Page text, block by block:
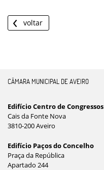
voltar
CÂMARA MUNICIPAL DE AVEIRO
Edifício Centro de Congressos
Cais da Fonte Nova
3810-200 Aveiro
Edifício Paços do Concelho
Praça da República
Apartado 244